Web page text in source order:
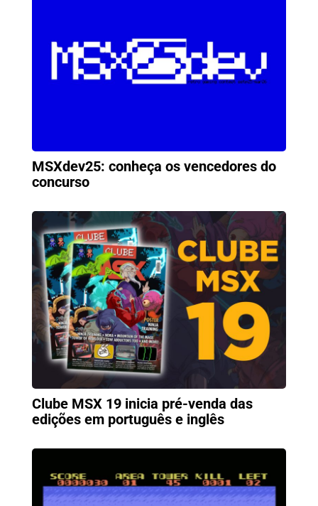
MSXdev25: conheça os vencedores do
concurso
Clube MSX 19 inicia pré-venda das
edições em português e inglês